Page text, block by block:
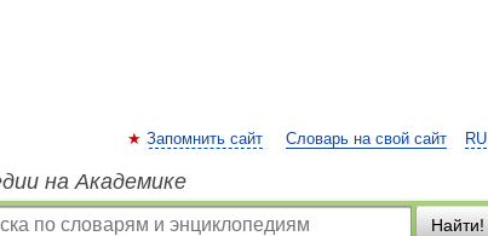
RU
Запомнить сайт Словарь на свой сайт
на Академике
Найти!